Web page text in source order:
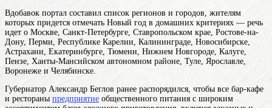
Вдобавок портал составил список регионов и городов, жителям
которых придется отмечать Новый год в домашних критериях — речь
идет о Москве, Санкт-Петербурге, Ставропольском крае, Ростове-на-
Дону, Перми, Республике Карелии, Калининграде, Новосибирске,
Астрахани, Екатеринбурге, Тюмени, Нижнем Новгороде, Калуге,
Пензе, Ханты-Мансийском автономном районе, Туле, Ярославле,
Воронеже и Челябинске.
Губернатор Александр Беглов ранее распорядился, чтобы все бар-кафе
и рестораны предприятие общественного питания с широким